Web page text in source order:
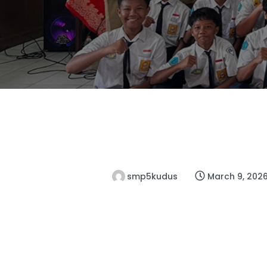
smp5kudus March 9,